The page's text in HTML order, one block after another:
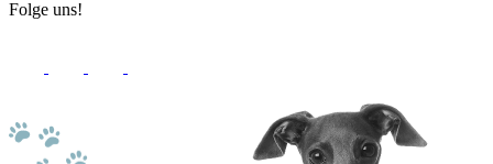
Folge uns!